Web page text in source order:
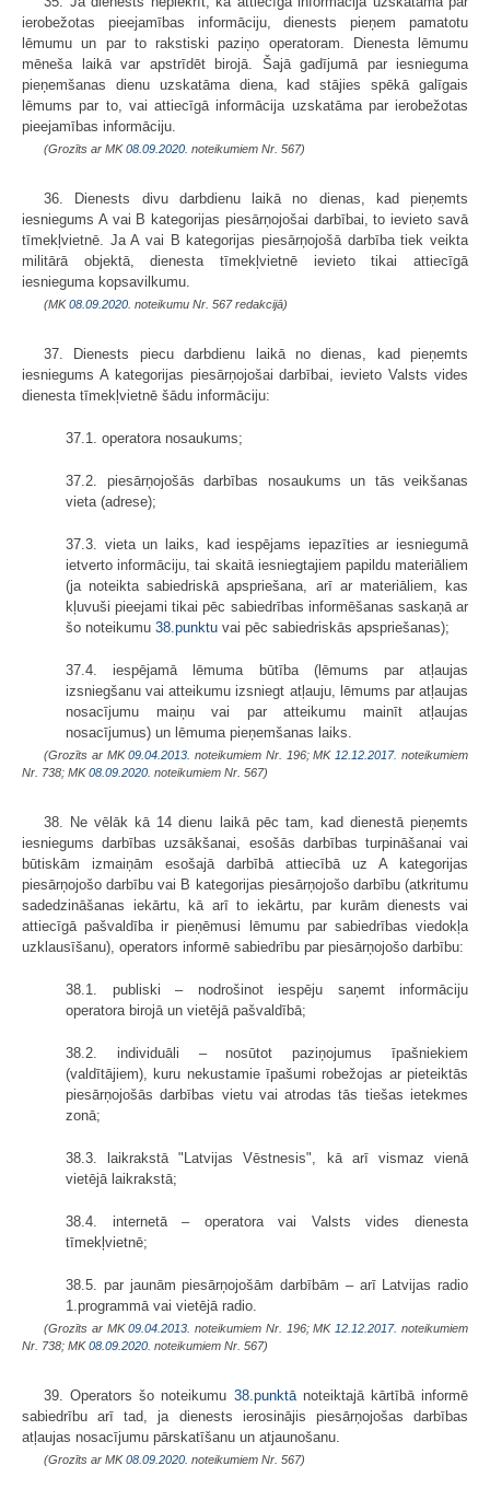
ierobežotas pieejamības informāciju, dienests pieņem pamatotu
lēmumu un par to rakstiski paziņo operatoram. Dienesta lēmumu
mēneša laikā var apstrīdēt birojā. Šajā gadījumā par iesnieguma
pieņemšanas dienu uzskatāma diena, kad stājies spēkā galīgais
lēmums par to, vai attiecīgā informācija uzskatāma par ierobežotas
pieejamības informāciju.
(Grozīts ar MK08.09.2020. noteikumiem Nr. 567)
36. Dienests divu darbdienu laikā no dienas, kad pieņemts
iesniegums A vai B kategorijas piesārņojošai darbībai, to ievieto savā
tīmekļvietnē. Ja A vai B kategorijas piesārņojošā darbība tiek veikta
militārā objektā, dienesta tīmekļvietnē ievieto tikai attiecīgā
iesnieguma kopsavilkumu.
(MK08.09.2020. noteikumu Nr. 567 redakcijā)
37. Dienests piecu darbdienu laikā no dienas, kad pieņemts
iesniegums A kategorijas piesārņojošai darbībai, ievieto Valsts vides
dienesta tīmekļvietnē šādu informāciju:
37.1. operatora nosaukums;
37.2. piesārņojošās darbības nosaukums un tās veikšanas
vieta (adrese);
37.3. vieta un laiks, kad iespējams iepazīties ar iesniegumā
ietverto informāciju, tai skaitā iesniegtajiem papildu materiāliem
(ja noteikta sabiedriskā apspriešana, arī ar materiāliem, kas
kļuvuši pieejami tikai pēc sabiedrības informēšanas saskaņā ar
šo noteikumu 38.punktu vai pēc sabiedriskās apspriešanas);
37.4. iespējamā lēmuma būtība (lēmums par atļaujas
izsniegšanu vai atteikumu izsniegt atļauju, lēmums par atļaujas
nosacījumu maiņu vai par atteikumu mainīt atļaujas
nosacījumus) un lēmuma pieņemšanas laiks.
(Grozīts ar MK09.04.2013. noteikumiem Nr. 196; MK 12.12.2017. noteikumiem
Nr. 738; MK08.09.2020. noteikumiem Nr. 567)
38. Ne vēlāk kā 14 dienu laikā pēc tam, kad dienestā pieņemts
iesniegums darbības uzsākšanai, esošās darbības turpināšanai vai
būtiskām izmaiņām esošajā darbībā attiecībā uz A kategorijas
piesārņojošo darbību vai B kategorijas piesārņojošo darbību (atkritumu
sadedzināšanas iekārtu, kā arī to iekārtu, par kurām dienests vai
attiecīgā pašvaldība ir pieņēmusi lēmumu par sabiedrības viedokļa
uzklausīšanu), operators informē sabiedrību par piesārņojošo darbību:
38.1. publiski – nodrošinot iespēju saņemt informāciju
operatora birojā un vietējā pašvaldībā;
38.2. individuāli – nosūtot paziņojumus īpašniekiem
(valdītājiem), kuru nekustamie īpašumi robežojas ar pieteiktās
piesārņojošās darbības vietu vai atrodas tās tiešas ietekmes
zonā;
38.3. laikrakstā "Latvijas Vēstnesis", kā arī vismaz vienā
vietējā laikrakstā;
38.4. internetā – operatora vai Valsts vides dienesta
tīmekļvietnē;
38.5. par jaunām piesārņojošām darbībām – arī Latvijas radio
1.programmā vai vietējā radio.
(Grozīts ar MK09.04.2013. noteikumiem Nr. 196; MK 12.12.2017. noteikumiem
Nr. 738; MK08.09.2020. noteikumiem Nr. 567)
39. Operators šo noteikumu 38.punktānoteiktajā kārtībā informē
sabiedrību arī tad, ja dienests ierosinājis piesārņojošas darbības
atļaujas nosacījumu pārskatīšanu un atjaunošanu.
(Grozīts ar MK08.09.2020. noteikumiem Nr. 567)